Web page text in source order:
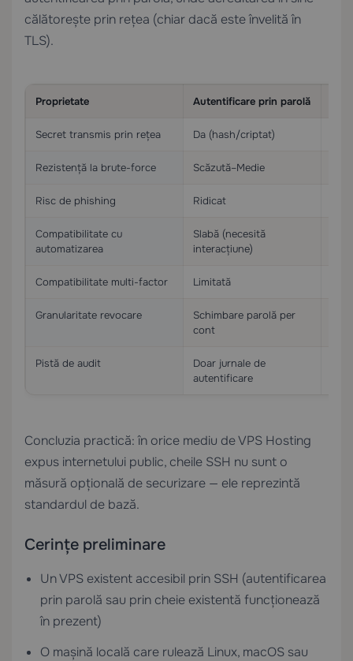
călătorește prin rețea (chiar dacă este învelită în
TLS).
Proprietate Autentificare prin parolă
Secret transmis prin rețea Da (hash/criptat)
Rezistență la brute-force Scăzută–Medie
Risc de phishing Ridicat
Compatibilitate cu
automatizarea
Slabă (necesită
interacțiune)
Compatibilitate multi-factor Limitată
Granularitate revocare
Schimbare parolă per
cont
Pistă de audit
Doar jurnale de
autentificare
Concluzia practică: în orice mediu deVPS Hosting
expus internetului public, cheile SSH nu sunt o
măsură opțională de securizare — ele reprezintă
standardul de bază.
Cerințe preliminare
Un VPS existent accesibil prin SSH (autentificarea
prin parolă sau prin cheie existentă funcționează
în prezent)
O mașină locală care rulează Linux, macOS sau